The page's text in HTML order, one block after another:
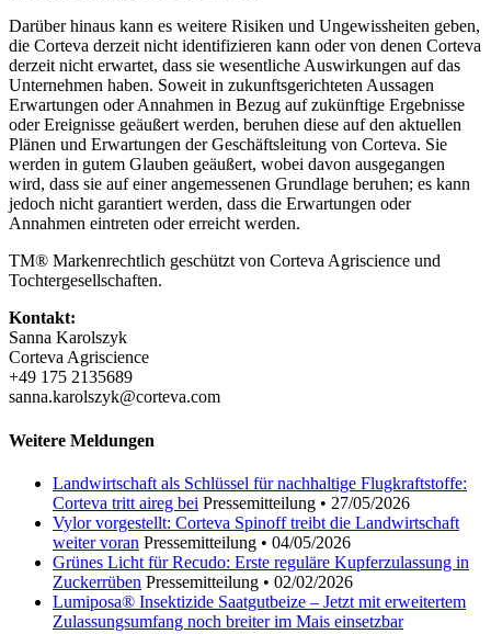
Darüber hinaus kann es weitere Risiken und Ungewissheiten geben,
die Corteva derzeit nicht identifizieren kann oder von denen Corteva
derzeit nicht erwartet, dass sie wesentliche Auswirkungen auf das
Unternehmen haben. Soweit in zukunftsgerichteten Aussagen
Erwartungen oder Annahmen in Bezug auf zukünftige Ergebnisse
oder Ereignisse geäußert werden, beruhen diese auf den aktuellen
Plänen und Erwartungen der Geschäftsleitung von Corteva. Sie
werden in gutem Glauben geäußert, wobei davon ausgegangen
wird, dass sie auf einer angemessenen Grundlage beruhen; es kann
jedoch nicht garantiert werden, dass die Erwartungen oder
Annahmen eintreten oder erreicht werden.
TM® Markenrechtlich geschützt von Corteva Agriscience und
Tochtergesellschaften.
Kontakt:
Sanna Karolszyk
Corteva Agriscience
+49 175 2135689
sanna.karolszyk@corteva.com
Weitere Meldungen
Landwirtschaft als Schlüssel für nachhaltige Flugkraftstoffe:
Corteva tritt aireg bei Pressemitteilung • 27/05/2026
Vylor vorgestellt: Corteva Spinoff treibt die Landwirtschaft
weiter voran Pressemitteilung • 04/05/2026
Grünes Licht für Recudo: Erste reguläre Kupferzulassung in
Zuckerrüben Pressemitteilung • 02/02/2026
Lumiposa® Insektizide Saatgutbeize – Jetzt mit erweitertem
Zulassungsumfang noch breiter im Mais einsetzbar